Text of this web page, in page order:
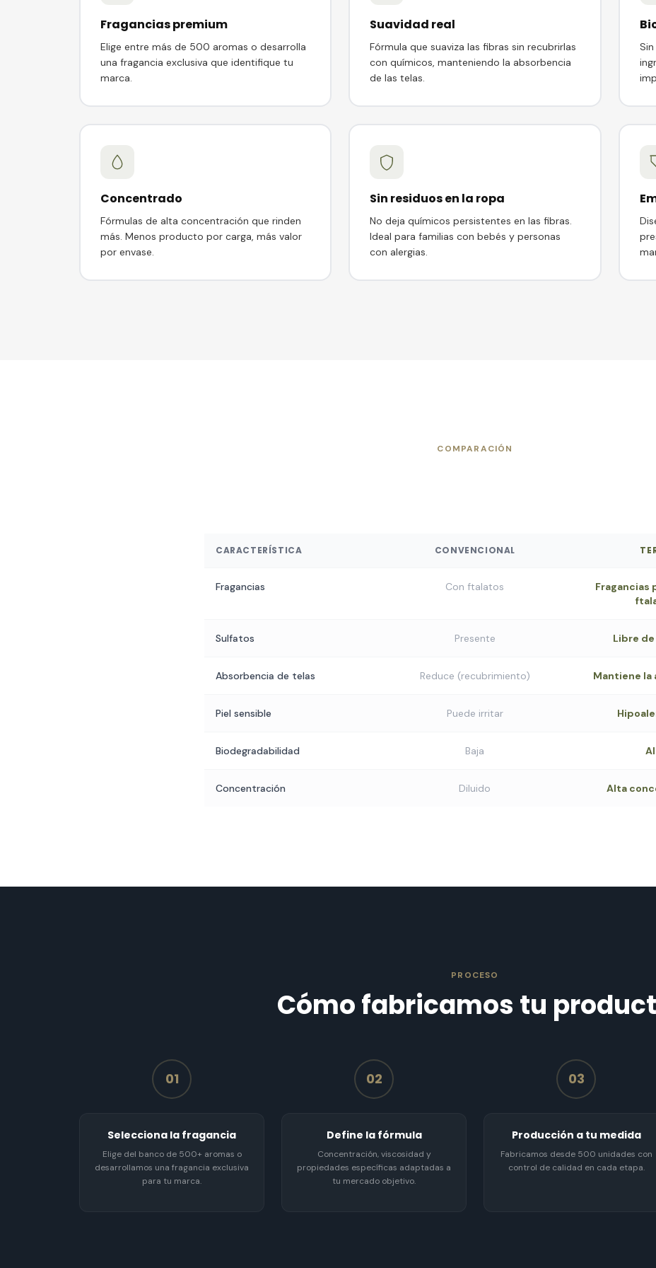
Fragancias premium
Elige entre más de 500 aromas o desarrolla
una fragancia exclusiva que identifique tu
marca.
Suavidad real
Fórmula que suaviza las fibras sin recubrirlas
con químicos, manteniendo la absorbencia
de las telas.
Concentrado
Fórmulas de alta concentración que rinden
más. Menos producto por carga, más valor
por envase.
Sin residuos en la ropa
No deja químicos persistentes en las fibras.
Ideal para familias con bebés y personas
con alergias.
COMPARACIÓN
CARACTERÍSTICA CONVENCIONAL
Fragancias Con ftalatos
Fragancias
Sulfatos Presente Libre
Absorbencia de telas Reduce (recubrimiento) Mantiene la
Piel sensible Puede irritar
Biodegradabilidad Baja
Concentración Diluido Alta
PROCESO
Cómo fabricamos tu
01
Selecciona la fragancia
Elige del banco de 500+ aromas o
desarrollamos una fragancia exclusiva
para tu marca.
02
Define la fórmula
Concentración, viscosidad y
propiedades específicas adaptadas a
tu mercado objetivo.
03
Producción a tu medida
Fabricamos desde 500 unidades con
control de calidad en cada etapa.